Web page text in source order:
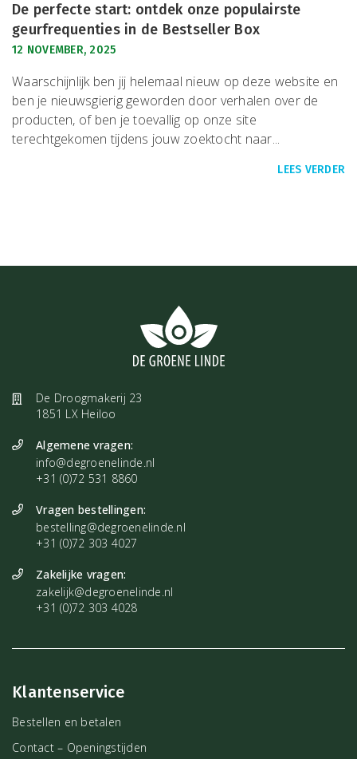
De perfecte start: ontdek onze populairste
geurfrequenties in de Bestseller Box
12 NOVEMBER, 2025
Waarschijnlijk ben jij helemaal nieuw op deze website en
ben je nieuwsgierig geworden door verhalen over de
producten, of ben je toevallig op onze site
terechtgekomen tijdens jouw zoektocht naar...
LEES VERDER
De Droogmakerij 23
1851 LX Heiloo
Algemene vragen:
info@degroenelinde.nl
+31 (0)72 531 8860
Vragen bestellingen:
bestelling@degroenelinde.nl
+31 (0)72 303 4027
Zakelijke vragen:
zakelijk@degroenelinde.nl
+31 (0)72 303 4028
Klantenservice
Bestellen en betalen
Contact – Openingstijden